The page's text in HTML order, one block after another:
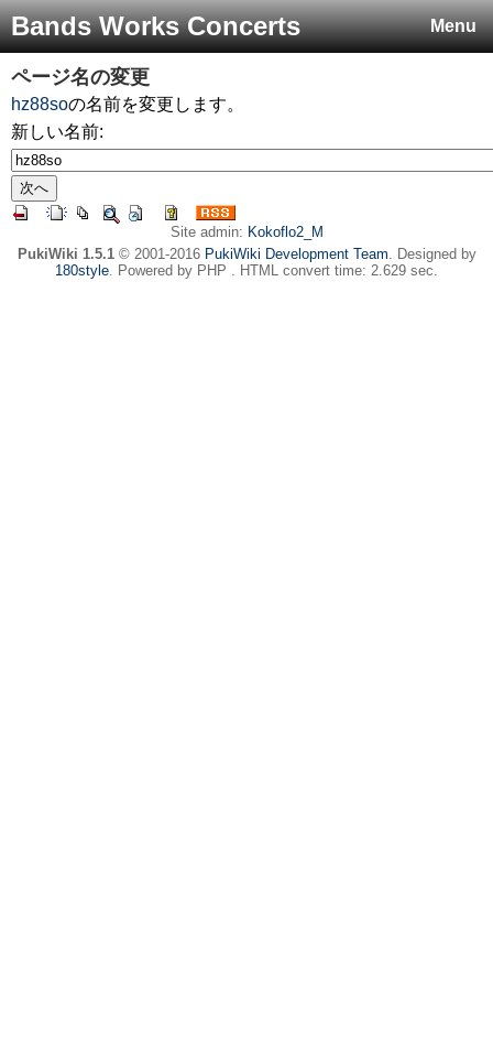
Menu
Bands Works Concerts
ページ名の変更
hz88soの名前を変更します。
新しい名前:
Site admin: Kokoflo2_M
PukiWiki 1.5.1© 2001-2016 PukiWiki Development Team. Designed by
180style. Powered by PHP . HTML convert time: 2.629 sec.